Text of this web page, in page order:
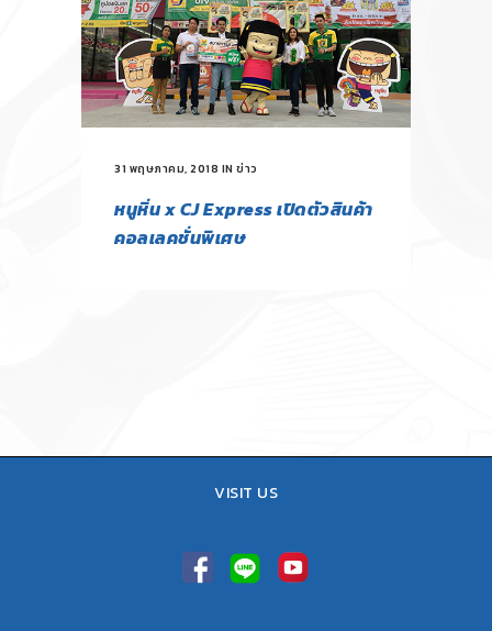
31 พฤษภาคม, 2018 IN ข่าว
หนูหิ่น x CJ Express เปิดตัวสินค้า
คอลเลคชั่นพิเศษ
VISIT US